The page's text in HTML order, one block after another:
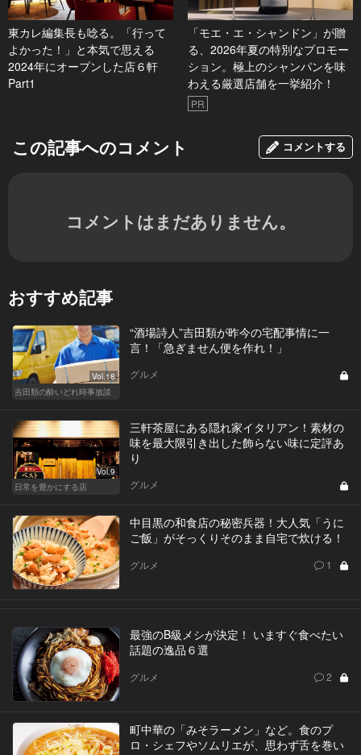
東カレ編集長も唸る。「行って
よかった！」と本気で思える
2024年にオープンした店６軒
Part1
「モエ・エ・シャンドン」が贈
る、2026年夏の特別なプロモー
ション。極上のシャンパンを味
わえる厳選店舗を一挙紹介！
PR
この記事へのコメント コメントする
コメントはまだありません。
おすすめ記事
Vol.18
吉田類の酔いどれ時事放談
“酒場詩人”吉田類が昨今の宅配事情に一
言！「急ぎません便を作れ！」
グルメ
Vol.9
日常を豊かにする店
三軒茶屋にある隠れ家イタリアン！素材の
味を最大限引き出した飾らない味に定評あ
り
グルメ
中目黒の和食店の秘密兵器！大人気「うに
ご飯」がそっくりそのまま自宅で炊ける！
グルメ 1
最強のB級メシが決定！ いますぐ食べたい
話題の逸品６選
グルメ 2
町中華の「みそラーメン」など。食のプ
ロ・シェフやソムリエが、思わず舌を巻い